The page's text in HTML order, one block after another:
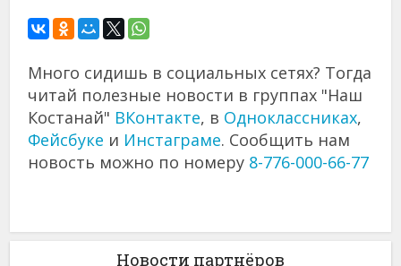
Много сидишь в социальных сетях? Тогда
читай полезные новости в группах "Наш
Костанай" ВКонтакте, в Одноклассниках,
Фейсбуке и Инстаграме. Сообщить нам
новость можно по номеру 8-776-000-66-77
Новости партнёров